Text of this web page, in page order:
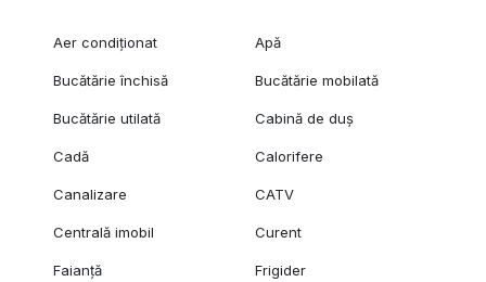
Aer condiționat Apă
Bucătărie închisă Bucătărie mobilată
Bucătărie utilată Cabină de duș
Cadă Calorifere
Canalizare CATV
Centrală imobil Curent
Faianță Frigider